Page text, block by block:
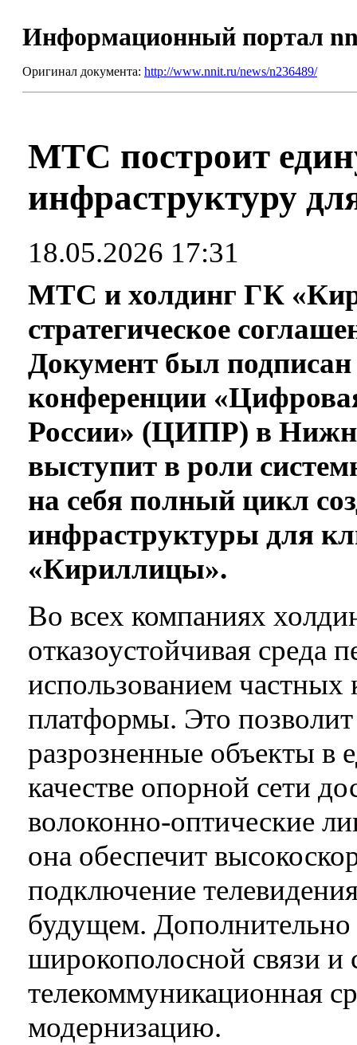
Информационный портал
Оригинал документа: http://www.nnit.ru/news/n236489/
МТС построит
инфраструктуру
18.05.2026 17:31
МТС и холдинг ГК
стратегическое
Документ был
конференции
России» (ЦИПР) в
выступит в роли
на себя полный цикл
инфраструктуры для
«Кириллицы».
Во всех компаниях
отказоустойчивая среда
использованием частных
платформы. Это
разрозненные объекты в
качестве опорной сети
волоконно-оптические
она обеспечит
подключение
будущем. Дополнительно
широкополосной связи и
телекоммуникационная
модернизацию.